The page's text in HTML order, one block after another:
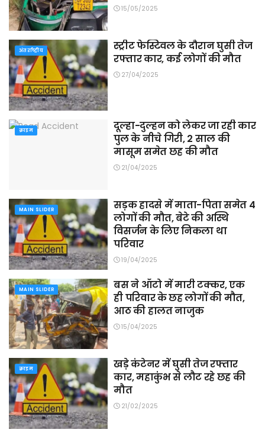
15/05/2025
अंतर्राष्ट्रीय
स्ट्रीट फेस्टिवल के दौरान घुसी तेज
रफ्तार कार, कई लोगों की मौत
27/04/2025
क्राइम
दूल्हा-दुल्हन को लेकर जा रही कार
पुल के नीचे गिरी, 2 साल की
मासूम समेत छह की मौत
21/04/2025
MAIN SLIDER
सड़क हादसे में माता-पिता समेत 4
लोगों की मौत, बेटे की अस्थि
विसर्जन के लिए निकला था
परिवार
19/04/2025
MAIN SLIDER
बस ने ऑटो में मारी टक्कर, एक
ही परिवार के छह लोगों की मौत,
आठ की हालत नाजुक
15/04/2025
क्राइम
खड़े कंटेनर में घुसी तेज रफ्तार
कार, महाकुंभ से लौट रहे छह की
मौत
21/02/2025